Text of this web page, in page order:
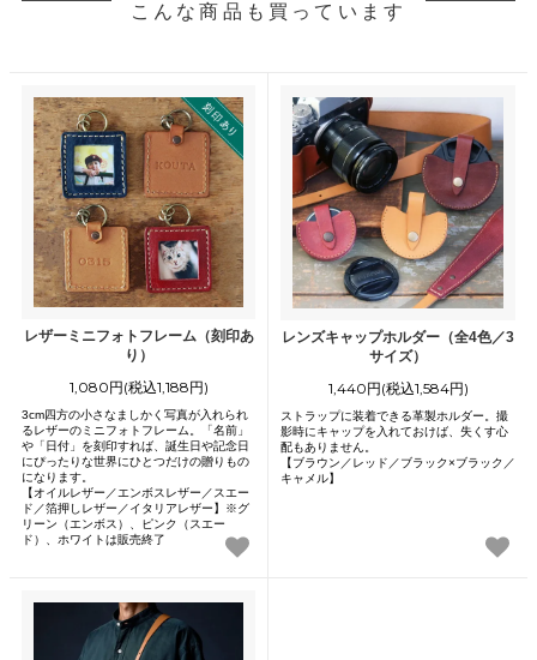
こんな商品も買っています
レザーミニフォトフレーム（刻印あ
り）
1,080円(税込1,188円)
3cm四方の小さなましかく写真が入れられ
るレザーのミニフォトフレーム。「名前」
や「日付」を刻印すれば、誕生日や記念日
にぴったりな世界にひとつだけの贈りもの
になります。
【オイルレザー／エンボスレザー／スエー
ド／箔押しレザー／イタリアレザー】※グ
リーン（エンボス）、ピンク（スエー
ド）、ホワイトは販売終了
レンズキャップホルダー（全4色／3
サイズ）
1,440円(税込1,584円)
ストラップに装着できる革製ホルダー。撮
影時にキャップを入れておけば、失くす心
配もありません。
【ブラウン／レッド／ブラック×ブラック／
キャメル】